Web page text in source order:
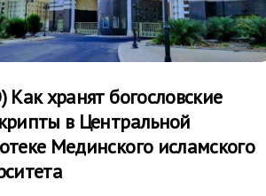
хранят богословские
в Центральной
Мединского исламского